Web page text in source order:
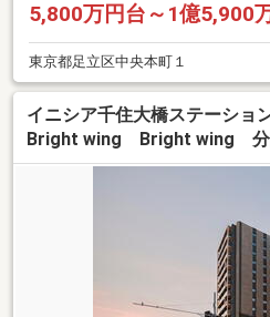
5,800万円台～1億5,900
東京都足立区中央本町１
イニシア千住大橋ステーショ
Bright wing Bright wing 分